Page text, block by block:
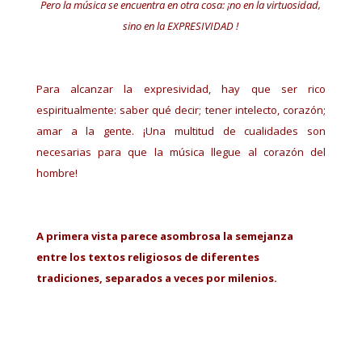
Pero la música se encuentra en otra cosa: ¡no en la virtuosidad,
sino en la EXPRESIVIDAD !
Para alcanzar la expresividad, hay que ser rico
espiritualmente: saber qué decir; tener intelecto, corazón;
amar a la gente. ¡Una multitud de cualidades son
necesarias para que la música llegue al corazón del
hombre!
A primera vista parece asombrosa la semejanza
entre los textos religiosos de diferentes
tradiciones, separados a veces por milenios.